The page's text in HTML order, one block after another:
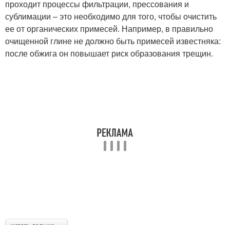
проходит процессы фильтрации, прессования и
сублимации – это необходимо для того, чтобы очистить
ее от органических примесей. Например, в правильно
очищенной глине не должно быть примесей известняка:
после обжига он повышает риск образования трещин.